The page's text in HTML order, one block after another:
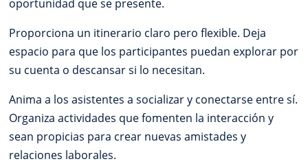
oportunidad que se presente.
Proporciona un itinerario claro pero flexible. Deja
espacio para que los participantes puedan explorar por
su cuenta o descansar si lo necesitan.
Anima a los asistentes a socializar y conectarse entre sí.
Organiza actividades que fomenten la interacción y
sean propicias para crear nuevas amistades y
relaciones laborales.